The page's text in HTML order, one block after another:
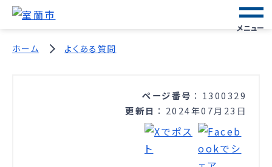
メニュー
ホーム よくある質問
ページ番号
1300329
更新日
2024年07月23日